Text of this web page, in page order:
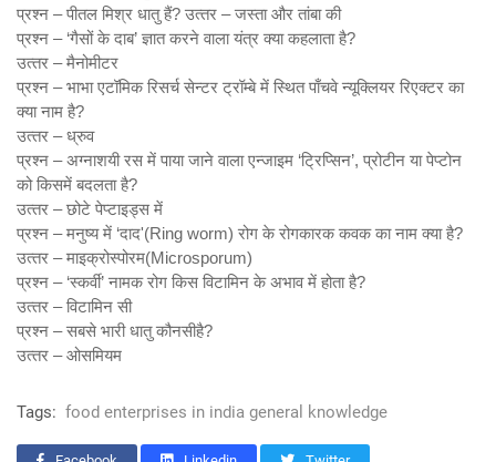
प्रश्‍न – पीतल मिश्र धातु हैं? उत्‍तर – जस्‍ता और तांबा की
प्रश्‍न – ‘गैसों के दाब’ ज्ञात करने वाला यंत्र क्‍या कहलाता है?
उत्‍तर – मैनोमीटर
प्रश्‍न – भाभा एटॉमिक रिसर्च सेन्‍टर ट्रॉम्‍बे में स्थित पाँचवे न्‍यूक्लियर रिएक्‍टर का
क्‍या नाम है?
उत्‍तर – ध्रुव
प्रश्‍न – अग्‍नाशयी रस में पाया जाने वाला एन्‍जाइम ‘ट्रिप्सिन’, प्रोटीन या पेप्‍टोन
को किसमें बदलता है?
उत्‍तर – छोटे पेप्‍टाइड्स में
प्रश्‍न – मनुष्‍य में ‘दाद'(Ring worm) रोग के रोगकारक कवक का नाम क्‍या है?
उत्‍तर – माइक्रोस्‍पोरम(Microsporum)
प्रश्‍न – ‘स्‍कर्वी’ नामक रोग किस विटामिन के अभाव में होता है?
उत्‍तर – विटामिन सी
प्रश्‍न – सबसे भारी धातु कौनसीहै?
उत्‍तर – ओसमियम
Tags: food enterprises in india general knowledge